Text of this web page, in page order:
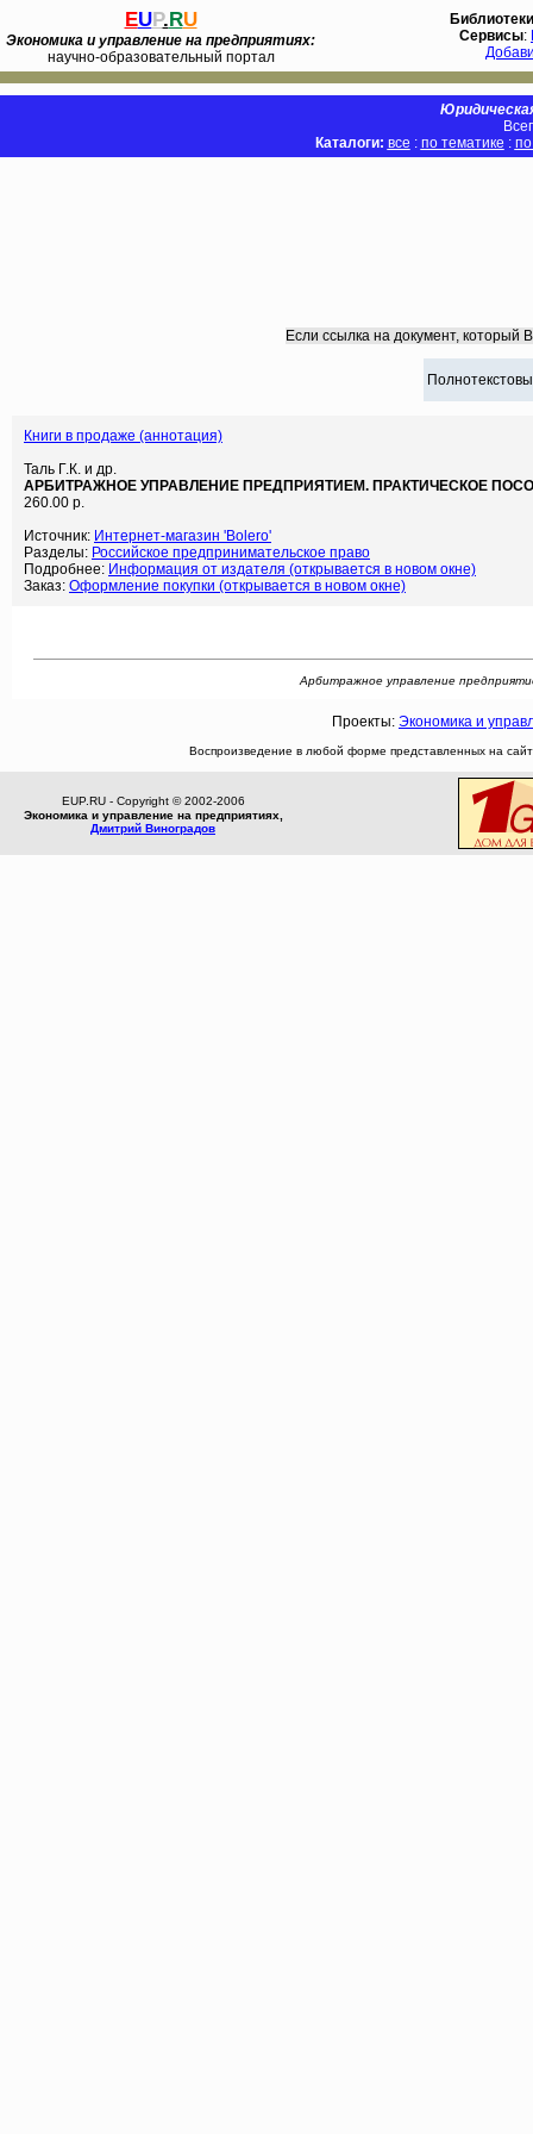
EUP.RU
Экономика и управление на предприятиях:
научно-образовательный портал
Библиотеки
Сервисы:
Каталоги: все : по тематике :
Если ссылка на документ, который
Книги в продаже (аннотация)
Таль Г.К. и др.
АРБИТРАЖНОЕ УПРАВЛЕНИЕ ПРЕДПРИЯТИЕМ. ПРАКТИЧЕСКОЕ
260.00 р.
Источник: Интернет-магазин 'Bolero'
Разделы: Российское предпринимательское право
Подробнее: Информация от издателя (открывается в новом окне)
Заказ: Оформление покупки (открывается в новом окне)
Арбитражное управление
Проекты: Экономика и
Воспроизведение в любой форме представленных на
EUP.RU - Copyright © 2002-2006
Экономика и управление на предприятиях,
Дмитрий Виноградов